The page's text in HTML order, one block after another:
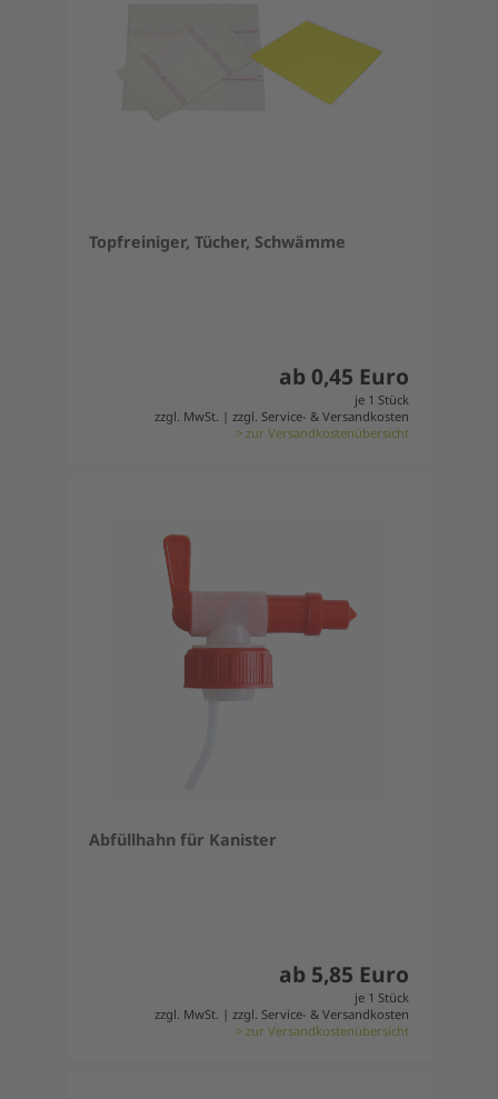
Topfreiniger, Tücher, Schwämme
ab 0,45 Euro
je 1 Stück
zzgl. MwSt. | zzgl. Service- & Versandkosten
> zur Versandkostenübersicht
Abfüllhahn für Kanister
ab 5,85 Euro
je 1 Stück
zzgl. MwSt. | zzgl. Service- & Versandkosten
> zur Versandkostenübersicht